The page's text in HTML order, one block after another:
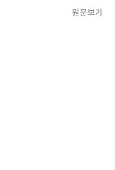
원문보기